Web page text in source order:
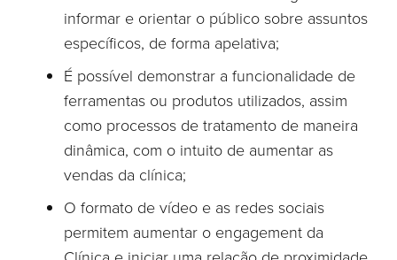
informar e orientar o público sobre assuntos
específicos, de forma apelativa;
É possível demonstrar a funcionalidade de
ferramentas ou produtos utilizados, assim
como processos de tratamento de maneira
dinâmica, com o intuito de aumentar as
vendas da clínica;
O formato de vídeo e as redes sociais
permitem aumentar o engagement da